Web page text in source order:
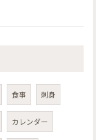
食事 刺身
カレンダー